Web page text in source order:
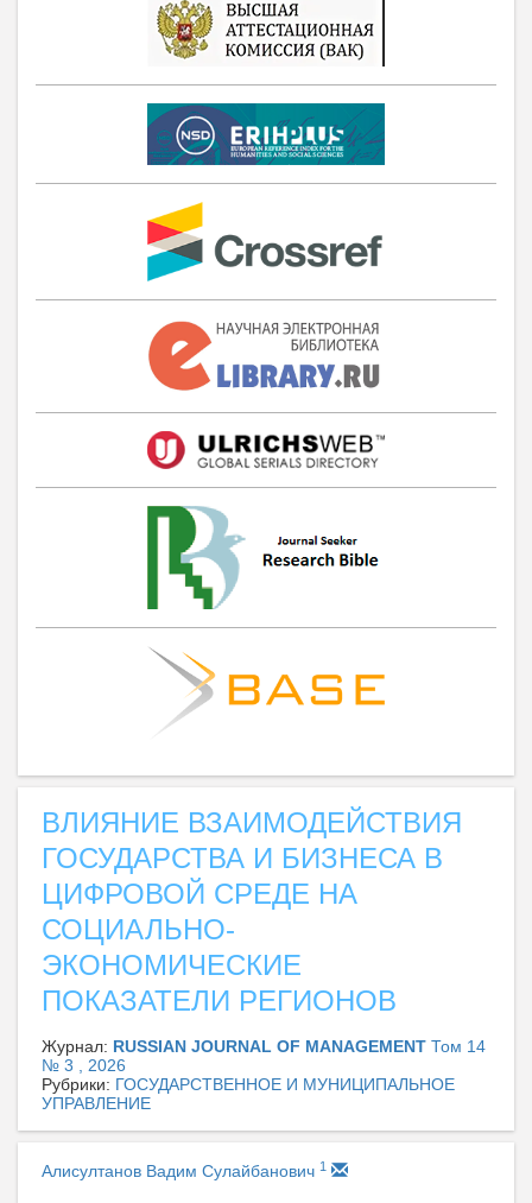
ВЛИЯНИЕ ВЗАИМОДЕЙСТВИЯ
ГОСУДАРСТВА И БИЗНЕСА В
ЦИФРОВОЙ СРЕДЕ НА
СОЦИАЛЬНО-
ЭКОНОМИЧЕСКИЕ
ПОКАЗАТЕЛИ РЕГИОНОВ
Журнал: RUSSIAN JOURNAL OF MANAGEMENT Том 14
№ 3 , 2026
Рубрики: ГОСУДАРСТВЕННОЕ И МУНИЦИПАЛЬНОЕ
УПРАВЛЕНИЕ
Алисултанов Вадим Сулайбанович 1